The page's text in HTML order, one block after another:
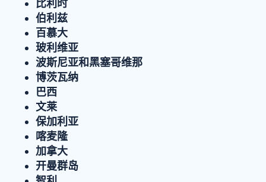
伯利兹
百慕大
玻利维亚
波斯尼亚和黑塞哥维那
博茨瓦纳
巴西
文莱
保加利亚
喀麦隆
加拿大
开曼群岛